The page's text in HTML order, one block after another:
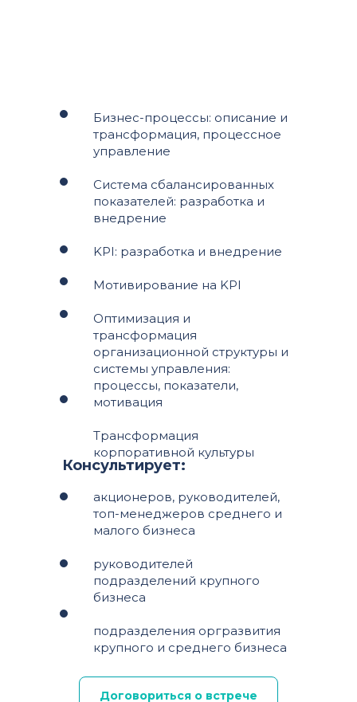
Договориться о встрече
Бизнес-процессы: описание и
трансформация, процессное
управление
Система сбалансированных
показателей: разработка и
внедрение
KPI: разработка и внедрение
Мотивирование на KPI
Оптимизация и
трансформация
организационной структуры и
системы управления:
процессы, показатели,
мотивация
Трансформация
корпоративной культуры
акционеров, руководителей,
топ-менеджеров среднего и
малого бизнеса
руководителей
подразделений крупного
бизнеса
подразделения оргразвития
крупного и среднего бизнеса
Консультирует: